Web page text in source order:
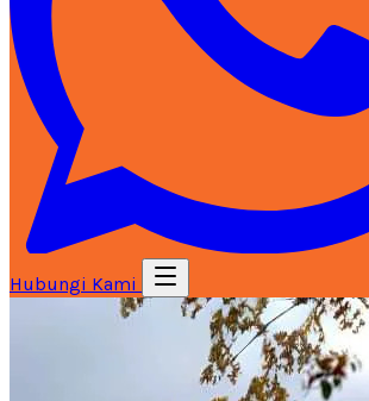
Hubungi Kami